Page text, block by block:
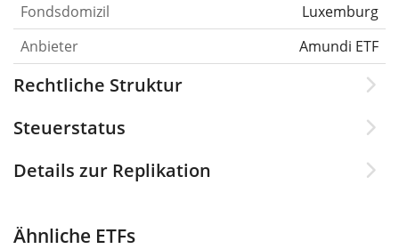
Fondsdomizil
Luxemburg
Anbieter
Amundi ETF
Rechtliche Struktur
Steuerstatus
Details zur Replikation
Ähnliche ETFs